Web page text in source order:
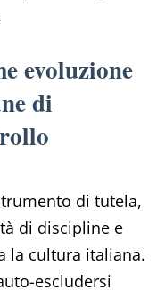
evoluzione
di
di tutela,
di discipline e
la cultura italiana.
escludersi